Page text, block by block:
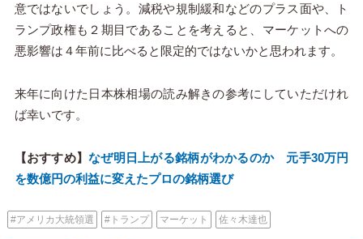
意ではないでしょう。減税や規制緩和などのプラス面や、ト
ランプ政権も２期目であることを考えると、マーケットへの
悪影響は４年前に比べると限定的ではないかと思われます。
来年に向けた日本株相場の読み解きの参考にしていただけれ
ば幸いです。
【おすすめ】なぜ明日上がる銘柄がわかるのか 元手30万円
を数億円の利益に変えたプロの銘柄選び
#アメリカ大統領選 #トランプ マーケット 佐々木達也